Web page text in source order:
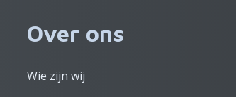
Over ons
Wie zijn wij